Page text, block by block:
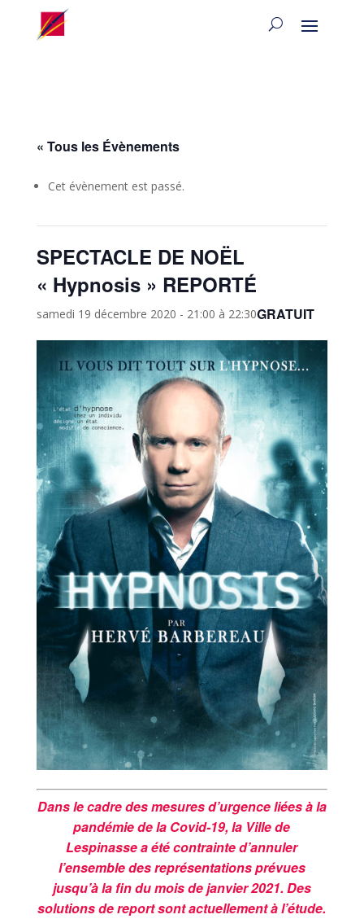
« Tous les Évènements
Cet évènement est passé.
SPECTACLE DE NOËL
« Hypnosis » REPORTÉ
samedi 19 décembre 2020 - 21:00 à 22:30GRATUIT
Dans le cadre des mesures d’urgence liées à la
pandémie de la Covid-19, la Ville de
Lespinasse a été contrainte d’annuler
l’ensemble des représentations prévues
jusqu’à la fin du mois de janvier 2021. Des
solutions de report sont actuellement à l’étude.